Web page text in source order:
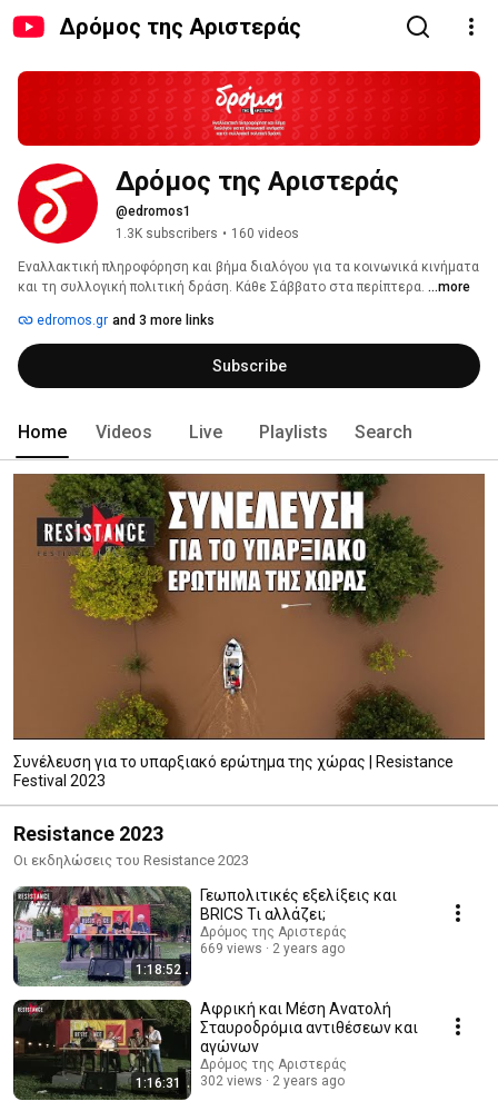
Δρόμος της Αριστεράς
Δρόμος της Αριστεράς
@edromos1
1.3K subscribers • 160 videos
Εναλλακτική πληροφόρηση και βήμα διαλόγου για τα κοινωνικά κινήματα
και τη συλλογική πολιτική δράση. Κάθε Σάββατο στα περίπτερα. ...more
edromos.gr and 3 more links
Subscribe
Home Videos Live Playlists Search
Συνέλευση για το υπαρξιακό ερώτημα της χώρας | Resistance
Festival 2023
Resistance 2023
Οι εκδηλώσεις του Resistance 2023
1:18:52
Γεωπολιτικές εξελίξεις και
BRICS Τι αλλάζει;
Δρόμος της Αριστεράς
669 views
2 years ago
1:16:31
Αφρική και Μέση Ανατολή
Σταυροδρόμια αντιθέσεων και
αγώνων
Δρόμος της Αριστεράς
302 views
2 years ago